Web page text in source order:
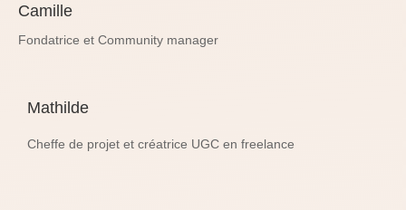
Camille
Fondatrice et Community manager
Mathilde
Cheffe de projet et créatrice UGC en freelance